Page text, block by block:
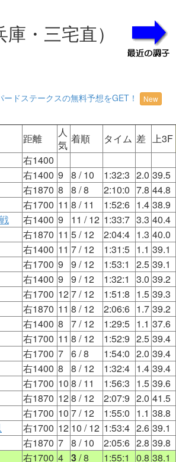
庫・三宅直）
ドステークスの無料予想をGET！
New
距離
人
気 着順 タイム 差 上3F
右1400
右1400 9 8 / 10 1:32:3 2.0 39.5
右1870 8 8 / 8 2:10:0 7.8 44.8
右1700 11 8 / 11 1:52:6 1.4 38.9
右1400 9 11 / 12 1:33:7 3.3 40.4
右1870 11 5/ 12 2:04:4 1.3 40.0
右1400 11 7/ 12 1:31:5 1.1 39.1
右1700 9 9 / 12 1:53:1 2.5 39.1
右1400 9 9 / 12 1:32:1 3.0 39.2
右1700 127/ 12 1:51:8 1.5 39.3
右1870 11 8 / 12 2:06:6 1.7 39.2
右1400 8 7/ 12 1:29:5 1.1 37.6
右1700 11 8 / 12 1:52:9 2.5 39.4
右1700 7 6/ 8 1:54:0 2.0 39.4
右1400 8 8 / 12 1:32:4 1.4 39.4
右1700 10 8 / 11 1:56:3 1.5 39.6
右1870 128 / 12 2:07:9 2.0 41.5
右1700 10 7/ 12 1:55:0 1.1 38.8
右1700 12 10 / 12 1:53:4 2.6 39.1
右1870 7 8 / 10 2:05:6 2.8 39.8
右1700 4 3/ 8 1:55:1 0.8 38.1